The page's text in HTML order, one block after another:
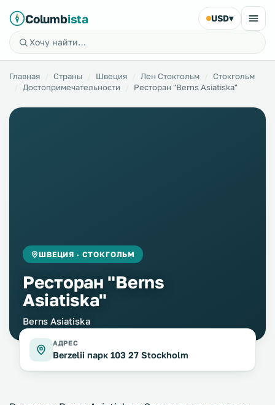
Columbista USD▾
Главная Страны Швеция Лен Стокгольм
Стокгольм
Достопримечательности
Ресторан "Berns Asiatiska"
ШВЕЦИЯ · СТОКГОЛЬМ
Ресторан "Berns
Asiatiska"
Berns Asiatiska
АДРЕС
Berzelii парк 103 27 Stockholm